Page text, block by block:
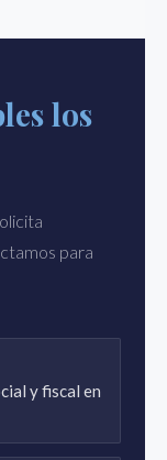
los
para
y fiscal en